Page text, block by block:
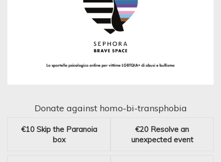
Donate against homo-bi-transphobia
€10 Skip the Paranoia
box
€20 Resolve an
unexpected event